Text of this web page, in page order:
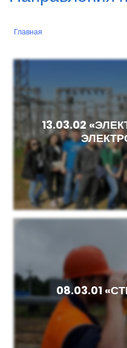
Строка
Главная
13.03.02
08.03.01